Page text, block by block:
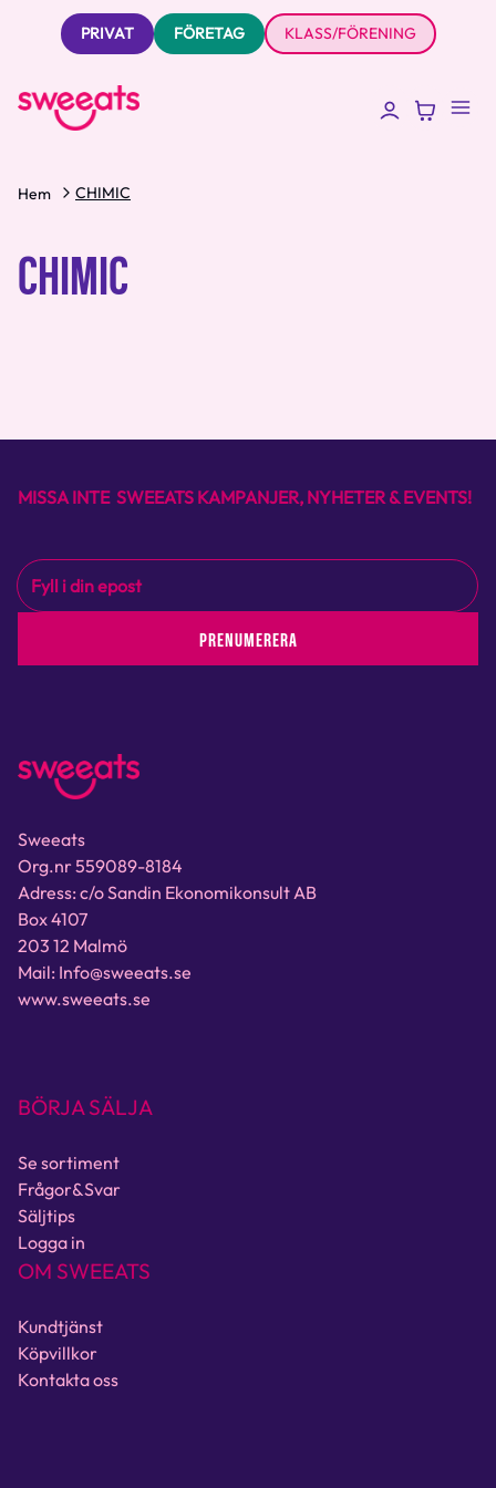
PRIVAT FÖRETAG KLASS/FÖRENING
Hem CHIMIC
CHIMIC
MISSA INTE SWEEATS KAMPANJER, NYHETER & EVENTS!
PRENUMERERA
Sweeats
Org.nr 559089-8184
Adress: c/o Sandin Ekonomikonsult AB
Box 4107
203 12 Malmö
Mail: Info@sweeats.se
www.sweeats.se
BÖRJA SÄLJA
Se sortiment
Frågor&Svar
Säljtips
Logga in
OM SWEEATS
Kundtjänst
Köpvillkor
Kontakta oss